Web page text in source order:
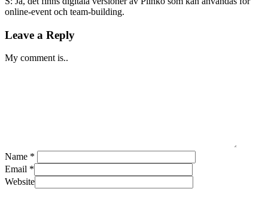
online-event och team-building.
Leave a Reply
My comment is..
Name *
Email *
Website